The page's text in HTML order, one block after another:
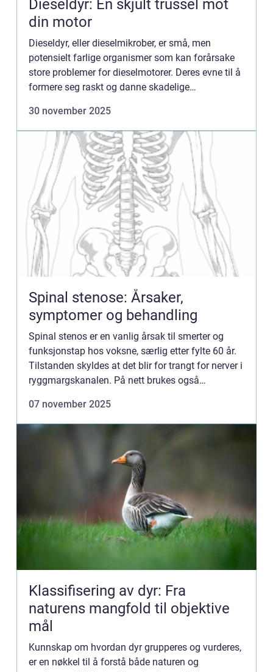
Dieseldyr: En skjult trussel mot
din motor
Dieseldyr, eller dieselmikrober, er små, men
potensielt farlige organismer som kan forårsake
store problemer for dieselmotorer. Deres evne til å
formere seg raskt og danne skadelige
30 november 2025
Spinal stenose: Årsaker,
symptomer og behandling
Spinal stenos er en vanlig årsak til smerter og
funksjonstap hos voksne, særlig etter fylte 60 år.
Tilstanden skyldes at det blir for trangt for nerver i
ryggmargskanalen. På nett brukes også
07 november 2025
Klassifisering av dyr: Fra
naturens mangfold til objektive
mål
Kunnskap om hvordan dyr grupperes og vurderes,
er en nøkkel til å forstå både naturen og